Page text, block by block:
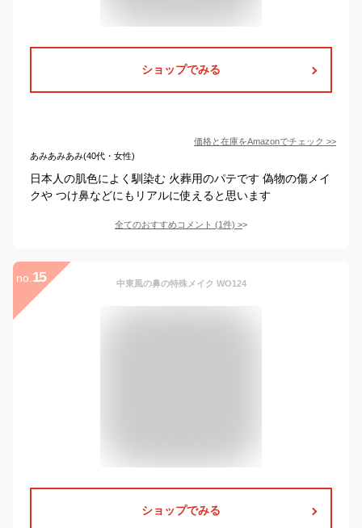
ショップでみる
価格と在庫をAmazonでチェック >>
あみあみあみ(40代・女性)
日本人の肌色によく馴染む 火葬用のパテです 偽物の傷メイ
クや つけ鼻などにもリアルに使えると思います
全てのおすすめコメント (1件) >
no. 15 中東風の鼻の特殊メイク WO124
ショップでみる